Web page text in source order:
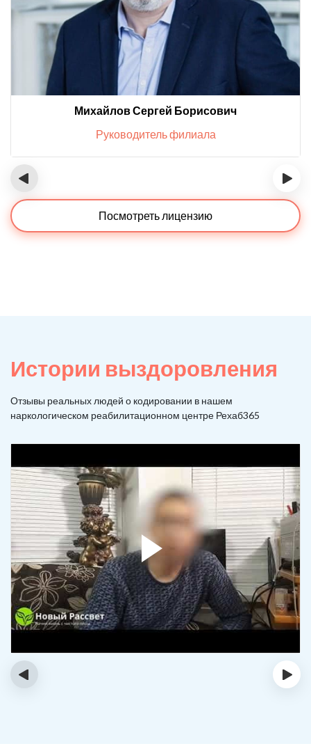
Михайлов Сергей Борисович
Руководитель филиала
‹ ›
Посмотреть лицензию
Истории выздоровления
Отзывы реальных людей о кодировании в нашем
наркологическом реабилитационном центре Рехаб365
‹ ›